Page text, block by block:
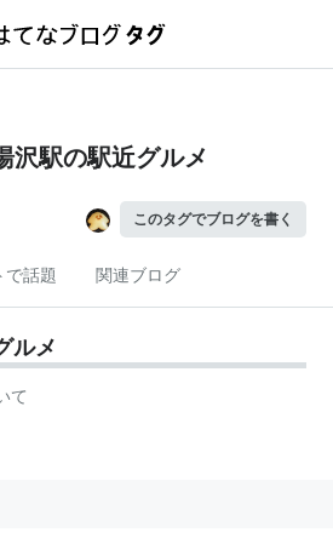
沢駅の駅近グルメ
このタグでブログを書く
で話題 関連ブログ
ルメ
て